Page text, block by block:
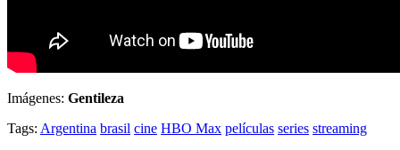
Imágenes: Gentileza
Tags: Argentina brasil cine HBO Max películas series streaming